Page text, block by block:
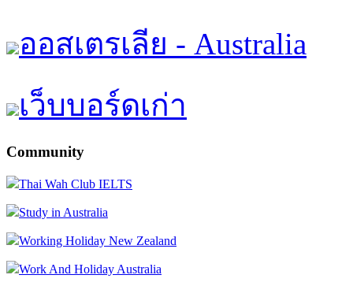
ออสเตรเลีย - Australia
เว็บบอร์ดเก่า
Community
Thai Wah Club IELTS
Study in Australia
Working Holiday New Zealand
Work And Holiday Australia